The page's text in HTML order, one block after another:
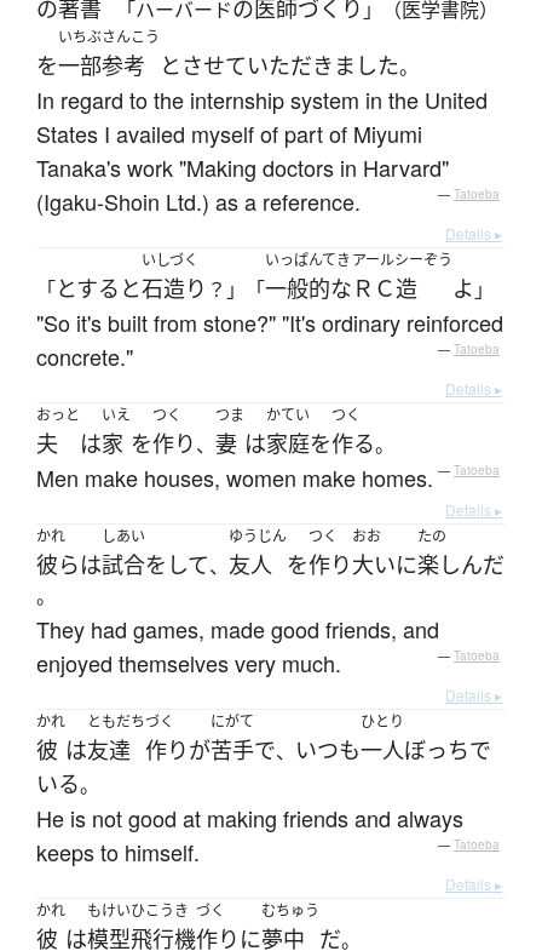
の著書 「ハーバードの医師づくり 」（医学書院）
を
いちぶ
一部
さんこう
参考 とさせていただきました。
In regard to the internship system in the United
States I availed myself of part of Miyumi
Tanaka's work "Making doctors in Harvard"
(Igaku-Shoin Ltd.) as a reference.
— Tatoeba
Details ▸
「とすると
いしづく
石造り ？」「
いっぱんてき
一般的な
アールシーぞう
ＲＣ造 よ 」
"So it's built from stone?" "It's ordinary reinforced
concrete."
— Tatoeba
Details ▸
おっと
夫 は
いえ
家 を
つく
作り、
つま
妻 は
かてい
家庭を
つく
作る。
Men make houses, women make homes. — Tatoeba
Details ▸
かれ
彼らは
しあい
試合を して、
ゆうじん
友人 を
つく
作り
おお
大いに
たの
楽しんだ
。
They had games, made good friends, and
enjoyed themselves very much.
— Tatoeba
Details ▸
かれ
彼 は
ともだち
友達
づく
作りが
にがて
苦手で、 いつも
ひとり
一人ぼっちで
いる。
He is not good at making friends and always
keeps to himself.
— Tatoeba
Details ▸
かれ
彼 は
もけいひこうき
模型飛行機
づく
作り に
むちゅう
夢中 だ。